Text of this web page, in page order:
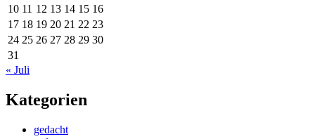
10 11 12 13 14 15 16
17 18 19 20 21 22 23
24 25 26 27 28 29 30
31
« Juli
Kategorien
gedacht